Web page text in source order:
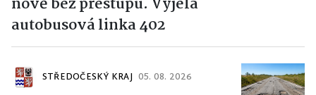
autobusová linka 402
STŘEDOČESKÝ KRAJ 05. 08. 2026